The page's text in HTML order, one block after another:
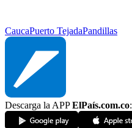
CaucaPuerto TejadaPandillas
Descarga la APPElPaís.com.co: